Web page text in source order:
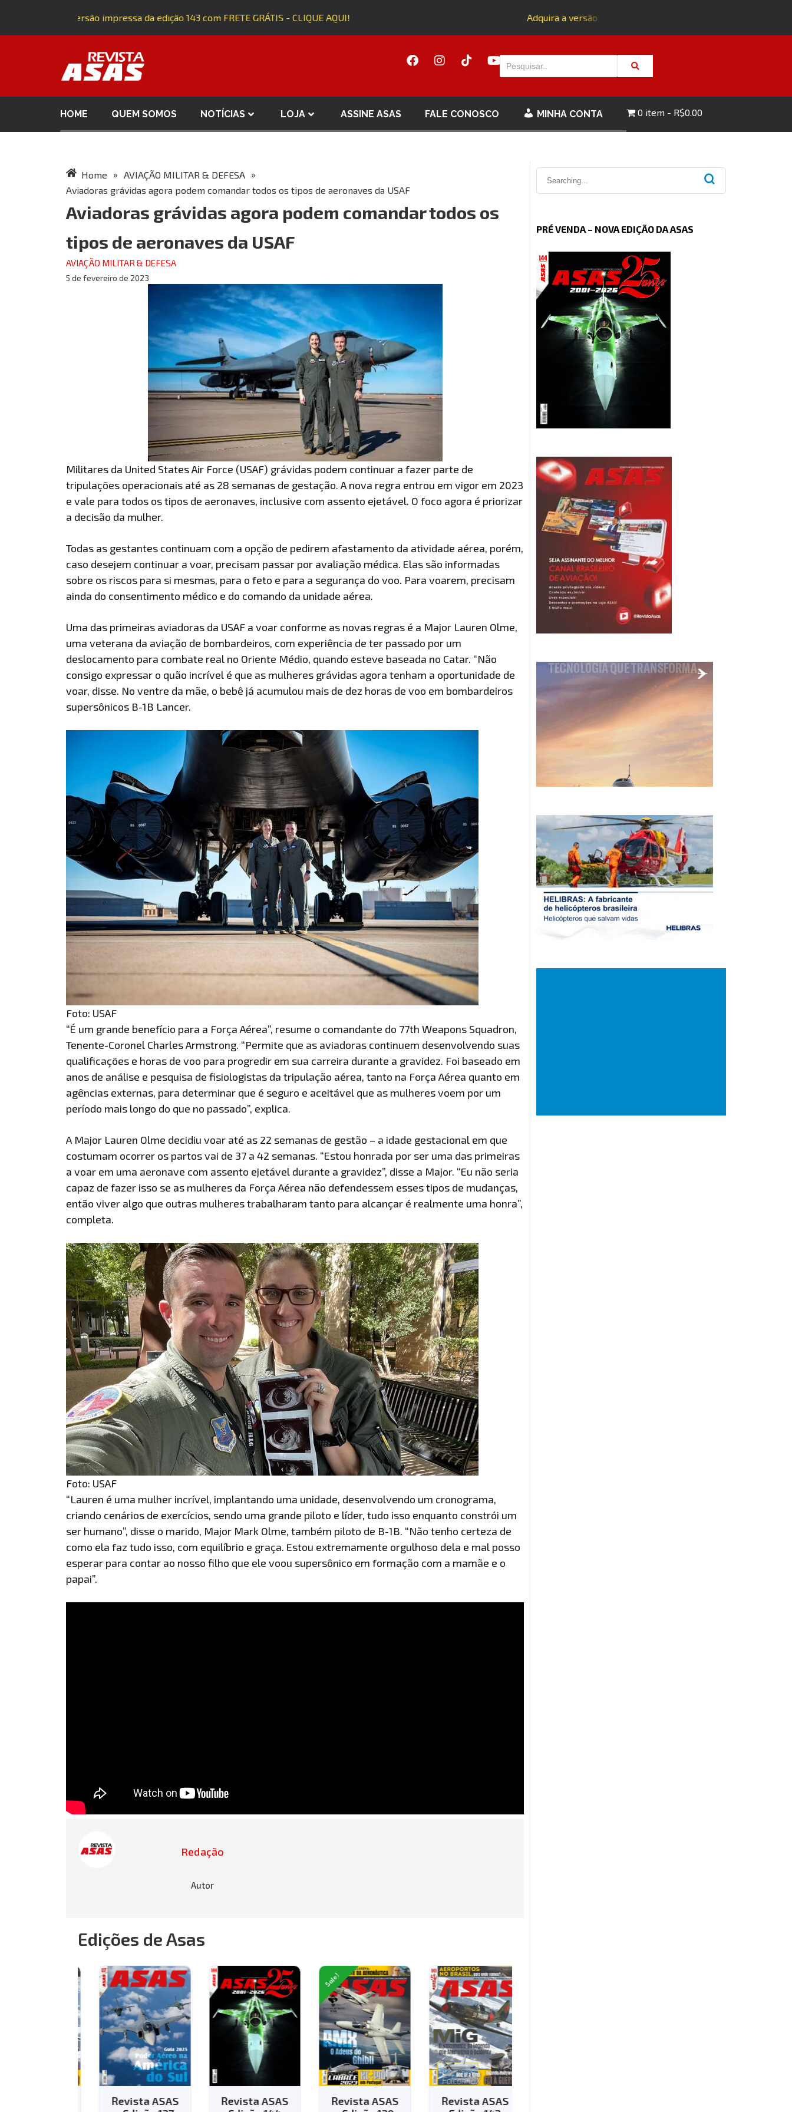
Adquira a versão impressa da edição 143 com FRETE GRÁTIS - CLIQUE AQUI! Adquira a versão impressa da edição 143 com FRETE GRÁTIS -
HOME QUEM SOMOS NOTÍCIAS LOJA ASSINE ASAS FALE CONOSCO MINHA CONTA 0 item R$0.00
Home » AVIAÇÃO MILITAR & DEFESA »
Aviadoras grávidas agora podem comandar todos os tipos de aeronaves da USAF
Aviadoras grávidas agora podem comandar todos os
tipos de aeronaves da USAF
AVIAÇÃO MILITAR & DEFESA
5 de fevereiro de 2023
Militares da United States Air Force (USAF) grávidas podem continuar a fazer parte de
tripulações operacionais até as 28 semanas de gestação. A nova regra entrou em vigor em 2023
e vale para todos os tipos de aeronaves, inclusive com assento ejetável. O foco agora é priorizar
a decisão da mulher.
Todas as gestantes continuam com a opção de pedirem afastamento da atividade aérea, porém,
caso desejem continuar a voar, precisam passar por avaliação médica. Elas são informadas
sobre os riscos para si mesmas, para o feto e para a segurança do voo. Para voarem, precisam
ainda do consentimento médico e do comando da unidade aérea.
Uma das primeiras aviadoras da USAF a voar conforme as novas regras é a Major Lauren Olme,
uma veterana da aviação de bombardeiros, com experiência de ter passado por um
deslocamento para combate real no Oriente Médio, quando esteve baseada no Catar. “Não
consigo expressar o quão incrível é que as mulheres grávidas agora tenham a oportunidade de
voar, disse. No ventre da mãe, o bebê já acumulou mais de dez horas de voo em bombardeiros
supersônicos B-1B Lancer.
Foto: USAF
“É um grande benefício para a Força Aérea”, resume o comandante do 77th Weapons Squadron,
Tenente-Coronel Charles Armstrong. “Permite que as aviadoras continuem desenvolvendo suas
qualificações e horas de voo para progredir em sua carreira durante a gravidez. Foi baseado em
anos de análise e pesquisa de fisiologistas da tripulação aérea, tanto na Força Aérea quanto em
agências externas, para determinar que é seguro e aceitável que as mulheres voem por um
período mais longo do que no passado”, explica.
A Major Lauren Olme decidiu voar até as 22 semanas de gestão – a idade gestacional em que
costumam ocorrer os partos vai de 37 a 42 semanas. “Estou honrada por ser uma das primeiras
a voar em uma aeronave com assento ejetável durante a gravidez”, disse a Major. “Eu não seria
capaz de fazer isso se as mulheres da Força Aérea não defendessem esses tipos de mudanças,
então viver algo que outras mulheres trabalharam tanto para alcançar é realmente uma honra”,
completa.
Foto: USAF
“Lauren é uma mulher incrível, implantando uma unidade, desenvolvendo um cronograma,
criando cenários de exercícios, sendo uma grande piloto e líder, tudo isso enquanto constrói um
ser humano”, disse o marido, Major Mark Olme, também piloto de B-1B. “Não tenho certeza de
como ela faz tudo isso, com equilíbrio e graça. Estou extremamente orgulhoso dela e mal posso
esperar para contar ao nosso filho que ele voou supersônico em formação com a mamãe e o
papai”.
Redação
Autor
Edições de Asas
Revista ASAS
Revista ASAS
Sale!
Revista ASAS
Revista ASAS
PRÉ VENDA – NOVA EDIÇÃO DA ASAS